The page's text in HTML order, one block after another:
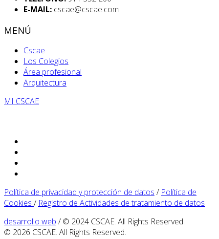
E-MAIL: cscae@cscae.com
MENÚ
Cscae
Los Colegios
Área profesional
Arquitectura
MI CSCAE
Política de privacidad y protección de datos / Política de
Cookies / Registro de Actividades de tratamiento de datos
desarrollo web / © 2024 CSCAE. All Rights Reserved.
© 2026 CSCAE. All Rights Reserved.